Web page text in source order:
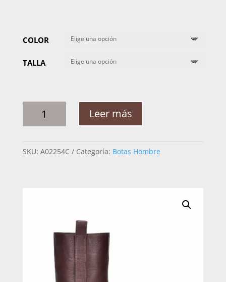
COLOR
TALLA
HOMBRE
801VNVN
Leer más
SKU: A02254C Categoría: Botas Hombre